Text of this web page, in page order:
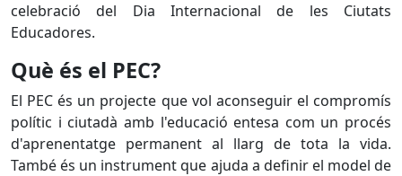
celebració del Dia Internacional de les Ciutats
Educadores.
Què és el PEC?
El PEC és un projecte que vol aconseguir el compromís
polític i ciutadà amb l'educació entesa com un procés
d'aprenentatge permanent al llarg de tota la vida.
També és un instrument que ajuda a definir el model de